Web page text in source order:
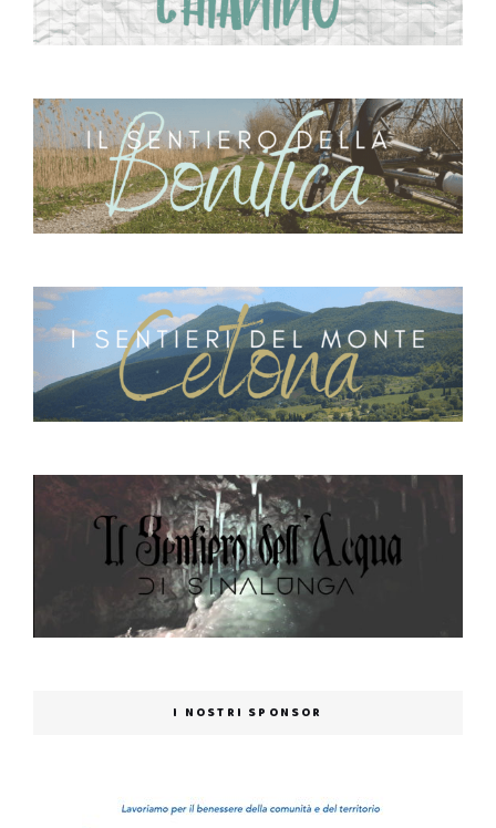
I NOSTRI SPONSOR